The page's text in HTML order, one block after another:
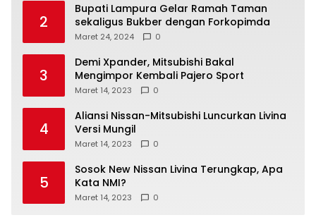
2
Bupati Lampura Gelar Ramah Taman
sekaligus Bukber dengan Forkopimda
Maret 24, 2024 0
3
Demi Xpander, Mitsubishi Bakal
Mengimpor Kembali Pajero Sport
Maret 14, 2023 0
4
Aliansi Nissan-Mitsubishi Luncurkan Livina
Versi Mungil
Maret 14, 2023 0
5
Sosok New Nissan Livina Terungkap, Apa
Kata NMI?
Maret 14, 2023 0